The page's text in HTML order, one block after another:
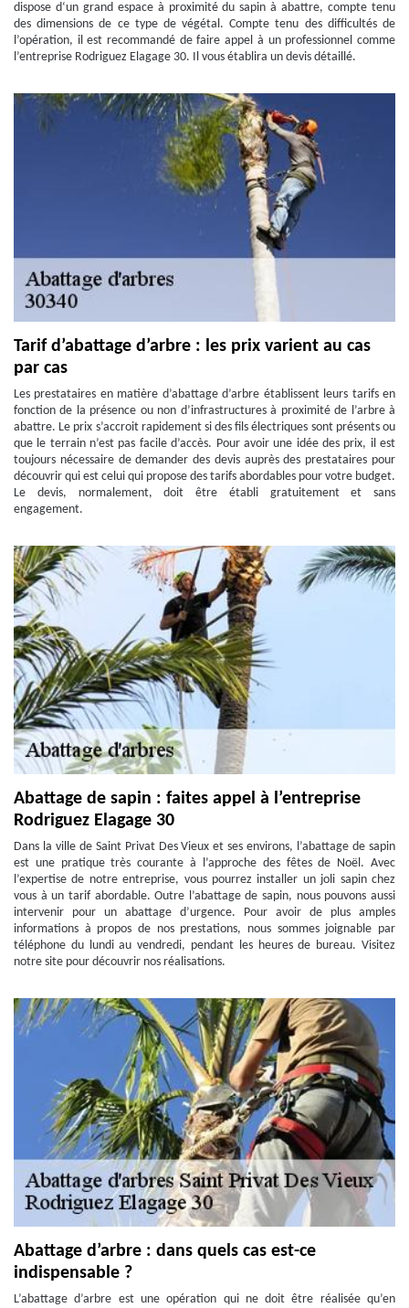
dispose d‘un grand espace à proximité du sapin à abattre, compte tenu
des dimensions de ce type de végétal. Compte tenu des difficultés de
l’opération, il est recommandé de faire appel à un professionnel comme
l’entreprise Rodriguez Elagage 30. Il vous établira un devis détaillé.
Tarif d’abattage d’arbre : les prix varient au cas
par cas
Les prestataires en matière d’abattage d’arbre établissent leurs tarifs en
fonction de la présence ou non d’infrastructures à proximité de l’arbre à
abattre. Le prix s’accroit rapidement si des fils électriques sont présents ou
que le terrain n’est pas facile d’accès. Pour avoir une idée des prix, il est
toujours nécessaire de demander des devis auprès des prestataires pour
découvrir qui est celui qui propose des tarifs abordables pour votre budget.
Le devis, normalement, doit être établi gratuitement et sans
engagement.
Abattage de sapin : faites appel à l’entreprise
Rodriguez Elagage 30
Dans la ville de Saint Privat Des Vieux et ses environs, l’abattage de sapin
est une pratique très courante à l’approche des fêtes de Noël. Avec
l’expertise de notre entreprise, vous pourrez installer un joli sapin chez
vous à un tarif abordable. Outre l’abattage de sapin, nous pouvons aussi
intervenir pour un abattage d’urgence. Pour avoir de plus amples
informations à propos de nos prestations, nous sommes joignable par
téléphone du lundi au vendredi, pendant les heures de bureau. Visitez
notre site pour découvrir nos réalisations.
Abattage d’arbre : dans quels cas est-ce
indispensable ?
L’abattage d’arbre est une opération qui ne doit être réalisée qu’en